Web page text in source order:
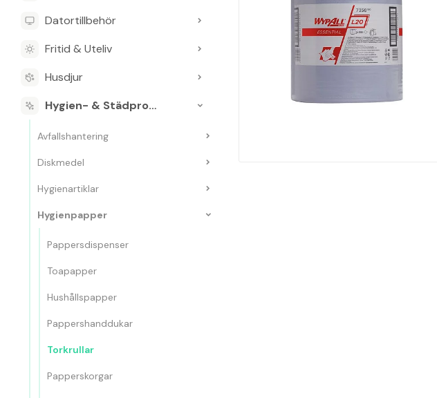
Datortillbehör
Fritid & Uteliv
Husdjur
Hygien- & Städprodukter
Avfallshantering
Diskmedel
Hygienartiklar
Hygienpapper
Pappersdispenser
Toapapper
Hushållspapper
Pappershanddukar
Torkrullar
Papperskorgar